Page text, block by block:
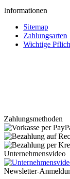
Informationen
Sitemap
Zahlungsarten
Wichtige
Zahlungsmethoden
Unternehmensvideo
Newsletter-